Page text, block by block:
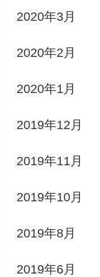
2020年3月
2020年2月
2020年1月
2019年12月
2019年11月
2019年10月
2019年8月
2019年6月